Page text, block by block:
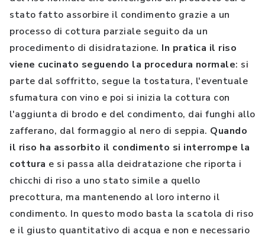
stato fatto assorbire il condimento grazie a un
processo di cottura parziale seguito da un
procedimento di disidratazione. In pratica il riso
viene cucinato seguendo la procedura normale: si
parte dal soffritto, segue la tostatura, l'eventuale
sfumatura con vino e poi si inizia la cottura con
l'aggiunta di brodo e del condimento, dai funghi allo
zafferano, dal formaggio al nero di seppia. Quando
il riso ha assorbito il condimento si interrompe la
cottura e si passa alla deidratazione che riporta i
chicchi di riso a uno stato simile a quello
precottura, ma mantenendo al loro interno il
condimento. In questo modo basta la scatola di riso
e il giusto quantitativo di acqua e non e necessario